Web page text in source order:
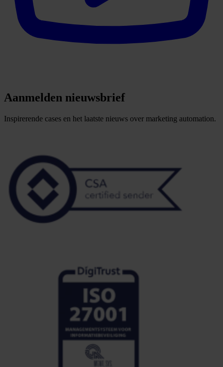
Aanmelden nieuwsbrief
Inspirerende cases en het laatste nieuws over marketing automation.